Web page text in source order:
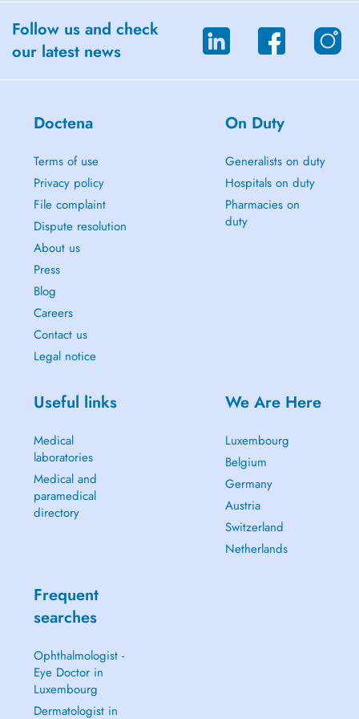
Follow us and check
our latest news
Doctena
Terms of use
Privacy policy
File complaint
Dispute resolution
About us
Press
Blog
Careers
Contact us
Legal notice
On Duty
Generalists on duty
Hospitals on duty
Pharmacies on
duty
Useful links
Medical
laboratories
Medical and
paramedical
directory
We Are Here
Luxembourg
Belgium
Germany
Austria
Switzerland
Netherlands
Frequent
searches
Ophthalmologist -
Eye Doctor in
Luxembourg
Dermatologist in